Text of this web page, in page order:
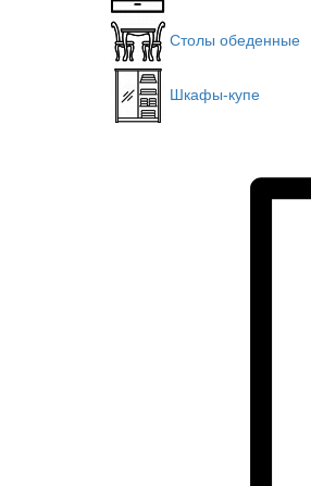
Столы обеденные
Шкафы-купе